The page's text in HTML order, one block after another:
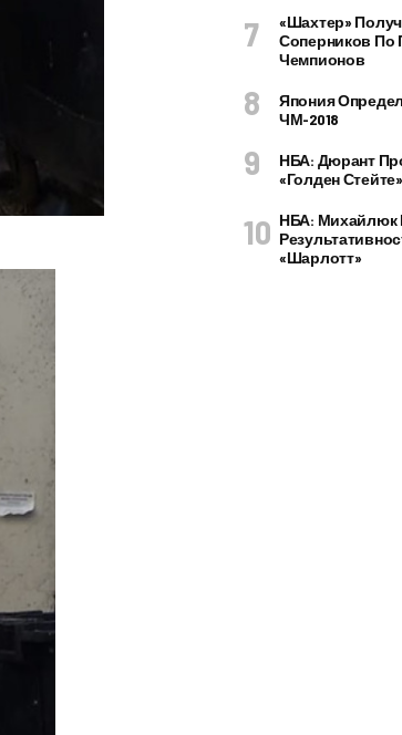
«Шахтер»
Соперников
Чемпионов
Япония
ЧМ-2018
НБА: Дюрант
«Голден Стейте»
НБА: Михайлюк
«Шарлотт»